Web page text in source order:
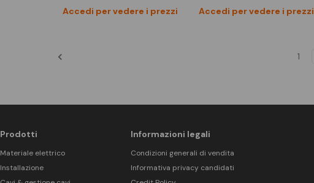
Accedi per vedere i prezzi
Confronta
Accedi per vedere i prezzi
Confronta
1
Prodotti
Materiale elettrico
Installazione
Informazioni legali
Condizioni generali di vendita
Informativa privacy candidati